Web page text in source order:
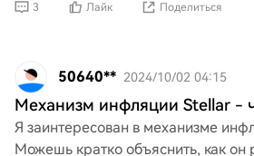
3 Лайк Поделиться
50640** 2024/10/02 04:15
Механизм инфляции Stellar -
Я заинтересован в механизме
Можешь кратко объяснить, как он